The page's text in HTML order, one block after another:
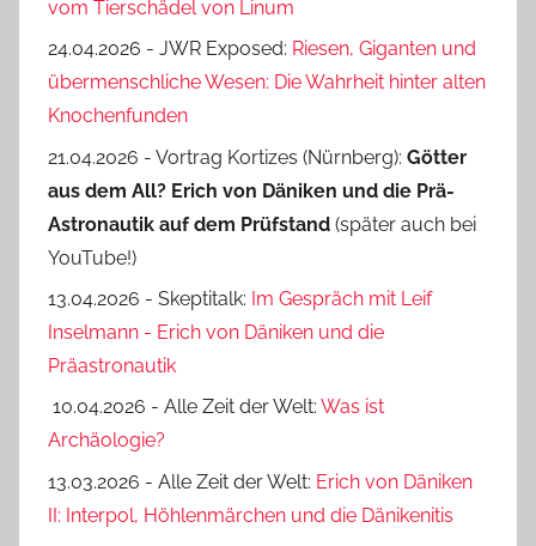
vom Tierschädel von Linum
24.04.2026 - JWR Exposed: Riesen, Giganten und
übermenschliche Wesen: Die Wahrheit hinter alten
Knochenfunden
21.04.2026 - Vortrag Kortizes (Nürnberg): Götter
aus dem All? Erich von Däniken und die Prä-
Astro­nautik auf dem Prüf­stand (später auch bei
YouTube!)
13.04.2026 - Skeptitalk: Im Gespräch mit Leif
Inselmann - Erich von Däniken und die
Präastronautik
10.04.2026 - Alle Zeit der Welt: Was ist
Archäologie?
13.03.2026 - Alle Zeit der Welt: Erich von Däniken
II: Interpol, Höhlenmärchen und die Dänikenitis